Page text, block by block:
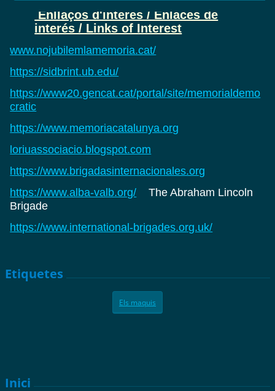
Enllaços d'interès / Enlaces de
interés / Links of Interest
www.nojubilemlamemoria.cat/
https://sidbrint.ub.edu/
https://www20.gencat.cat/portal/site/memorialdemo
cratic
https://www.memoriacatalunya.org
loriuassociacio.blogspot.com
https://www.brigadasinternacionales.org
https://www.alba-valb.org/ The Abraham Lincoln
Brigade
https://www.international-brigades.org.uk/
Etiquetes
Els maquis
Inici